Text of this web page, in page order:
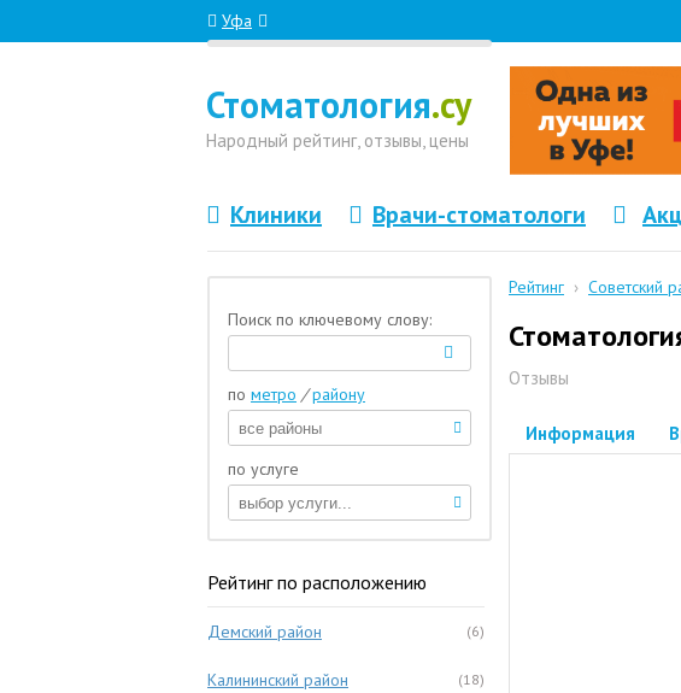
Уфа
Стоматология.су
Народный рейтинг, отзывы, цены
Клиники Врачи-стоматологи
Рейтинг › Советский
Отзывы
Информация
Поиск по ключевому слову:
по метро / району
по услуге
Рейтинг по расположению
(6)
Демский район
(18)
Калининский район